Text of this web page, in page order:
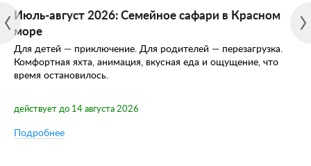
Июль-август 2026: Семейное сафари в Красном
море
Для детей — приключение. Для родителей — перезагрузка.
Комфортная яхта, анимация, вкусная еда и ощущение, что
время остановилось.
действует до 14 августа 2026
Подробнее